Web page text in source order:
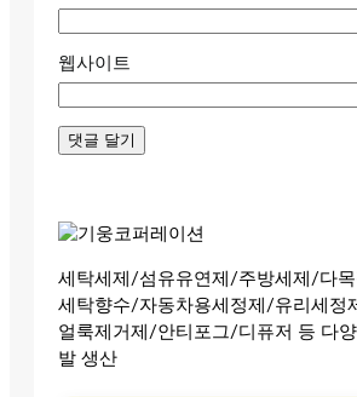
웹사이트
세탁세제/섬유유연제/주방세제/다목
세탁향수/자동차용세정제/유리세정
얼룩제거제/안티포그/디퓨저 등 다
발 생산